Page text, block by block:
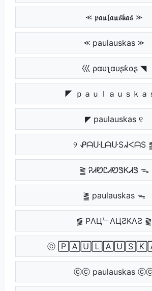
⪻ 𝖕𝖆𝖚𝖑𝖆𝖚𝖘𝖐𝖆𝖘 ⪼
⪻ paulauskas ⪼
巛 ραυʅαυʂƙαʂ ◥
◤ ｐａｕｌａｕｓｋａ
◤ paulauskas ୧
୨ ᕵᗩᑘᒪᗩᑘSᖽᐸᗩS
⪒ ᎮᏗᏬᏝᏗᏬᏕᏦᏗᏕ ᯓ
⪒ paulauskas ᯓ
⪓ PΛЦᄂΛЦƧKΛƧ ⪔
ⓒ
ⓒⓒ paulauskas